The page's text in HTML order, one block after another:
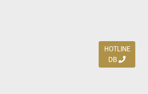
HOTLINE
DB